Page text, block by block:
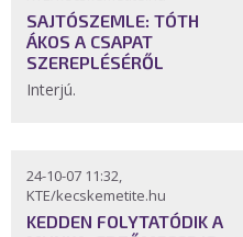
SAJTÓSZEMLE: TÓTH
ÁKOS A CSAPAT
SZEREPLÉSÉRŐL
Interjú.
24-10-07 11:32,
KTE/kecskemetite.hu
KEDDEN FOLYTATÓDIK A